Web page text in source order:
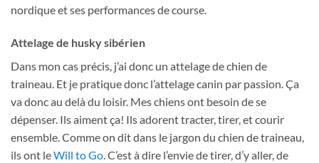
nordique et ses performances de course.
Attelage de husky sibérien
Dans mon cas précis, j’ai donc un attelage de chien de
traineau. Et je pratique donc l’attelage canin par passion. Ça
va donc au delà du loisir. Mes chiens ont besoin de se
dépenser. Ils aiment ça! Ils adorent tracter, tirer, et courir
ensemble. Comme on dit dans le jargon du chien de traineau,
ils ont leWill to Go. C’est à dire l’envie de tirer, d’y aller, de